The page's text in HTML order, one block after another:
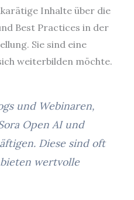
Inhalte über die
Best Practices in der
Sie sind eine
weiterbilden möchte.
und Webinaren,
Open AI und
Diese sind oft
wertvolle